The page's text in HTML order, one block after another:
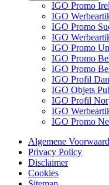
IGO Promo
IGO
IGO Promo
IGO
IGO Promo
IGO Promo
IGO Promo
IGO Profil
IGO Objets
IGO Profil
IGO
IGO Promo
Algemene
Privacy Policy
Disclaimer
Cookies